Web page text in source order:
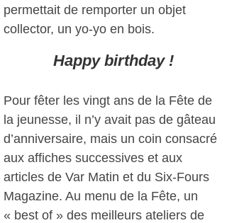
permettait de remporter un objet
collector, un yo-yo en bois.
Happy birthday !
Pour fêter les vingt ans de la Fête de
la jeunesse, il n’y avait pas de gâteau
d’anniversaire, mais un coin consacré
aux affiches successives et aux
articles de Var Matin et du Six-Fours
Magazine. Au menu de la Fête, un
« best of » des meilleurs ateliers de